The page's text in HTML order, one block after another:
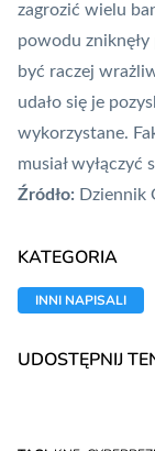
zagrozić wielu
powodu
być raczej
udało się je
wykorzystane.
musiał
Źródło: Dziennik
KATEGORIA
INNI NAPISALI
UDOSTĘPNIJ